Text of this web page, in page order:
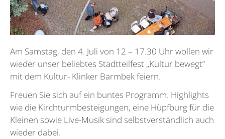
Am Samstag, den 4. Juli von 12 – 17.30 Uhr wollen wir
wieder unser beliebtes Stadtteilfest „Kultur bewegt“
mit dem Kultur- Klinker Barmbek feiern.
Freuen Sie sich auf ein buntes Programm. Highlights
wie die Kirchturmbesteigungen, eine Hüpfburg für die
Kleinen sowie Live-Musik sind selbstverständlich auch
wieder dabei.